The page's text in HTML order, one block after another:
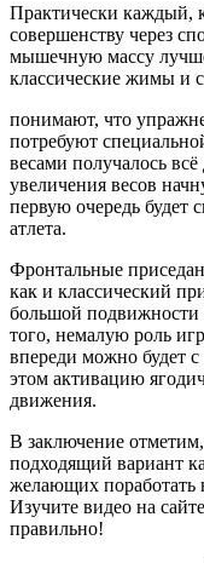
Практически каждый,
совершенству через
мышечную массу
классические жимы и
понимают, что
потребуют
весами получалось
увеличения весов
первую очередь будет
атлета.
Фронтальные
как и классический
большой подвижности
того, немалую роль
впереди можно будет
этом активацию
движения.
В заключение
подходящий вариант
желающих поработать
Изучите видео на
правильно!